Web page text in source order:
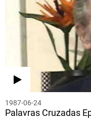
1987-06-24
Palavras Cruzadas